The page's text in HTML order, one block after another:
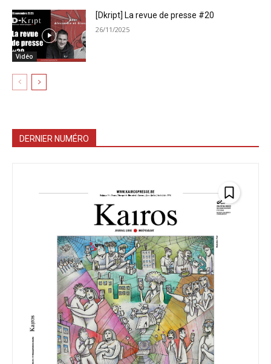
Vidéo
[Dkript] La revue de presse #20
26/11/2025
DERNIER NUMÉRO